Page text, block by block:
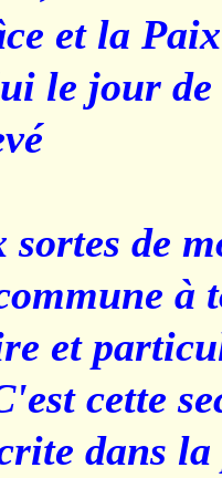
et la
le jour
sortes de
à
et
cette
dans